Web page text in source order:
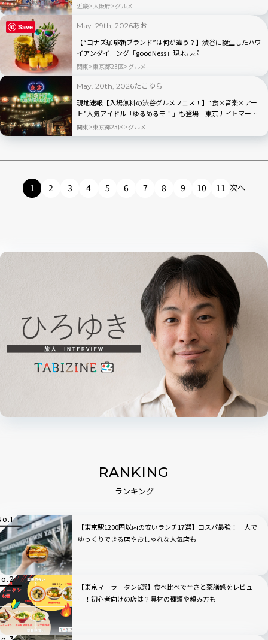
近畿 大阪府 グルメ
May. 29th, 2026あお
【“コナズ珈琲新ブランド”は何が違う？】渋谷に誕生したハワ
イアンダイニング「goodNess」現地ルポ
関東 東京都23区 グルメ
May. 20th, 2026たこゆら
現地速報【入場無料の渋谷グルメフェス！】“食×音楽×アー
ト”人気アイドル「ゆるめるモ！」も登場｜東京ナイトマーケ
ット
関東 東京都23区 グルメ
1 2 3 4 5 6 7 8 9 10 11 次へ
RANKING
ランキング
【東京駅1200円以内の安いランチ17選】コスパ最強！一人で
ゆっくりできる店やおしゃれな人気店も
【東京マーラータン6選】食べ比べで辛さと薬膳感をレビュ
ー！初心者向けの店は？具材の種類や頼み方も
Save